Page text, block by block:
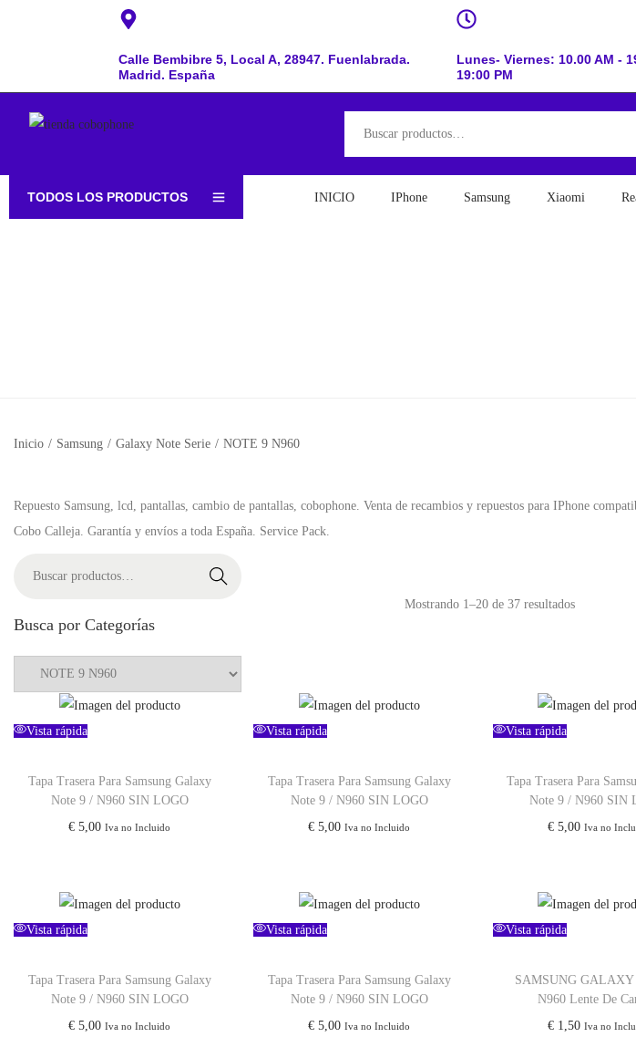
Calle Bembibre 5, Local A, 28947. Fuenlabrada.
Madrid. España
Lunes- Viernes: 10.00 AM -
19:00 PM
TODOS LOS PRODUCTOS INICIO IPhone Samsung Xiaomi
Inicio / Samsung / Galaxy Note Serie / NOTE 9 N960
Repuesto Samsung, lcd, pantallas, cambio de pantallas, cobophone. Venta de recambios y repuestos para IPhone
Cobo Calleja. Garantía y envíos a toda España. Service Pack.
Buscar
Busca por Categorías
Mostrando 1–20de 37 resultados
Vista rápida
Tapa Trasera Para Samsung Galaxy
Note 9 / N960 SIN LOGO
€ 5,00 Iva no Incluido
Vista rápida
Tapa Trasera Para Samsung Galaxy
Note 9 / N960 SIN LOGO
€ 5,00 Iva no Incluido
Vista rápida
Tapa Trasera Para
Note 9 / N960 SIN
€5,00 Iva no
Vista rápida
Tapa Trasera Para Samsung Galaxy
Note 9 / N960 SIN LOGO
€ 5,00 Iva no Incluido
Vista rápida
Tapa Trasera Para Samsung Galaxy
Note 9 / N960 SIN LOGO
€ 5,00 Iva no Incluido
Vista rápida
SAMSUNG GALAXY
N960 Lente De
€1,50 Iva no